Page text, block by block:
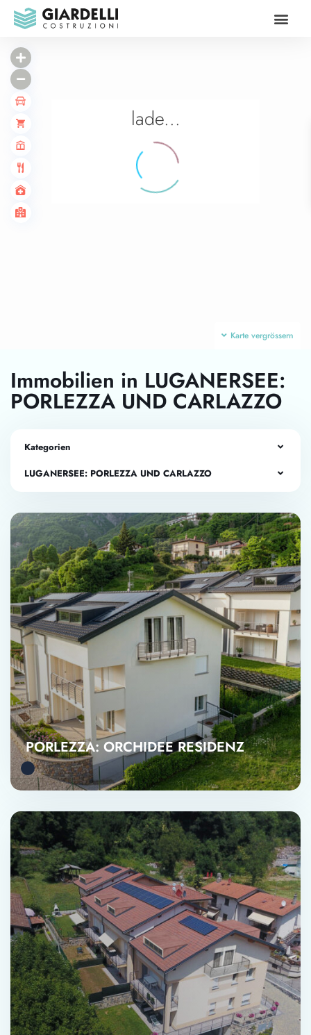
lade...
Karte vergrössern
Immobilien in LUGANERSEE:
PORLEZZA UND CARLAZZO
Kategorien
LUGANERSEE: PORLEZZA UND CARLAZZO
PORLEZZA: ORCHIDEE RESIDENZ